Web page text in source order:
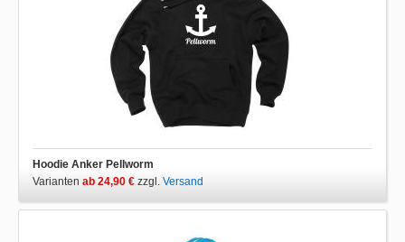
Hoodie Anker Pellworm
Varianten ab 24,90 € zzgl. Versand